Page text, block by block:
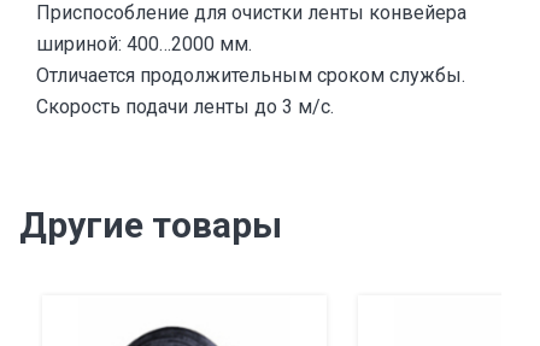
Приспособление для очистки ленты конвейера
шириной: 400…2000 мм.
Отличается продолжительным сроком службы.
Скорость подачи ленты до 3 м/с.
Другие товары